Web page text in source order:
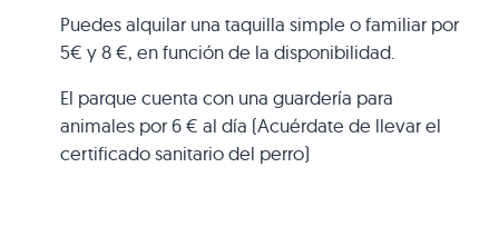
Puedes alquilar una taquilla simple o familiar por
5€ y 8 €, en función de la disponibilidad.
El parque cuenta con una guardería para
animales por 6 € al día (Acuérdate de llevar el
certificado sanitario del perro)